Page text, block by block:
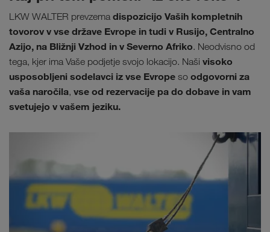
LKW WALTER prevzema dispozicijo Vaših kompletnih
tovorov v vse države Evrope in tudi v Rusijo, Centralno
Azijo, na Bližnji Vzhod in v Severno Afriko. Neodvisno od
tega, kjer ima Vaše podjetje svojo lokacijo. Naši visoko
usposobljeni sodelavci iz vse Evrope so odgovorni za
vaša naročila, vse od rezervacije pa do dobave in vam
svetujejo v vašem jeziku.